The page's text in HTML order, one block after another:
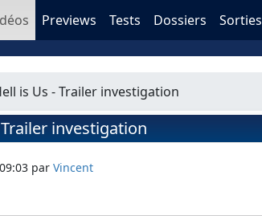
Previews Tests Dossiers Sorties
is Us - Trailer investigation
investigation
par Vincent